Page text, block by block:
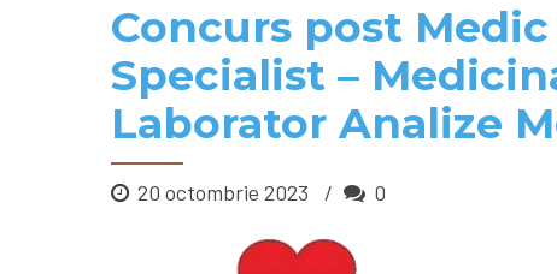
Concurs post
Specialist –
Laborator Analize
20 octombrie 2023 0